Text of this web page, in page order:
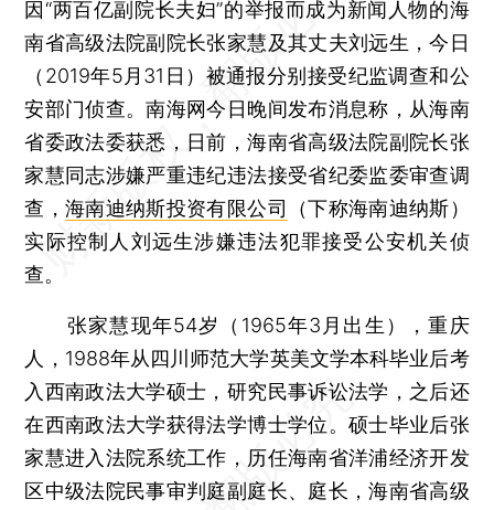
因“两百亿副院长夫妇”的举报而成为新闻人物的海
南省高级法院副院长张家慧及其丈夫刘远生，今日
（2019年5月31日）被通报分别接受纪监调查和公
安部门侦查。南海网今日晚间发布消息称，从海南
省委政法委获悉，日前，海南省高级法院副院长张
家慧同志涉嫌严重违纪违法接受省纪委监委审查调
查，海南迪纳斯投资有限公司
（下称海南迪纳斯）
实际控制人刘远生涉嫌违法犯罪接受公安机关侦
查。
张家慧现年54岁（1965年3月出生），重庆
人，1988年从四川师范大学英美文学本科毕业后考
入西南政法大学硕士，研究民事诉讼法学，之后还
在西南政法大学获得法学博士学位。硕士毕业后张
家慧进入法院系统工作，历任海南省洋浦经济开发
区中级法院民事审判庭副庭长、庭长，海南省高级